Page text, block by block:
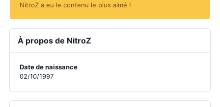
NitroZ a eu le contenu le plus aimé !
À propos de NitroZ
Date de naissance
02/10/1997